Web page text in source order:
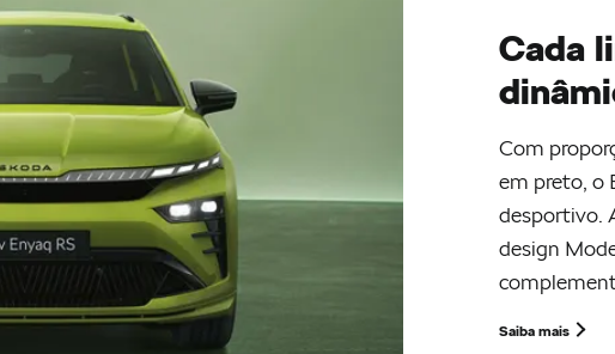
Cada
Com
em preto, o
desportivo.
design
Saiba mais